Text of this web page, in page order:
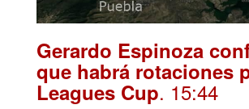
Gerardo Espinoza
que habrá rotaciones
Leagues Cup. 15:44